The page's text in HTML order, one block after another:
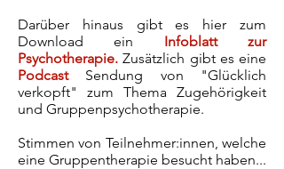
Darüber hinaus gibt es hier zum
Download ein
Infoblatt zur
Psychotherapie. Zusätzlich gibt es eine
PodcastSendung von "Glücklich
verkopft" zum Thema Zugehörigkeit
und Gruppenpsychotherapie.
Stimmen von Teilnehmer:innen, welche
eine Gruppentherapie besucht haben...